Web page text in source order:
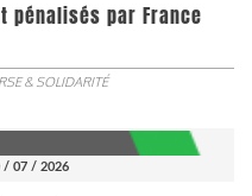
pénalisés par France
& SOLIDARITÉ
/ 07 / 2026